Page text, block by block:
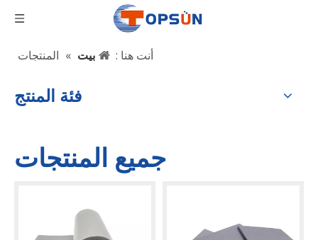
أنت هنا : بيت » المنتجات
فئة المنتج
جميع المنتجات